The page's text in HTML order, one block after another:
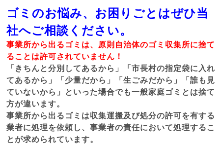
ゴミのお悩み、お困りごとはぜひ当
社へご相談ください。
事業所から出るゴミは、原則自治体のゴミ収集所に捨て
ることは許可されていません！
「きちんと分別してあるから」「市長村の指定袋に入れ
てあるから」「少量だから」「生ごみだから」「誰も見
ていないから」といった場合でも一般家庭ゴミとは捨て
方が違います。
事業所から出るゴミは収集運搬及び処分の許可を有する
業者に処理を依頼し、事業者の責任において処理するこ
とが求められています。